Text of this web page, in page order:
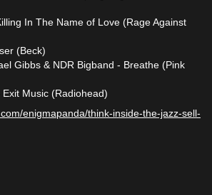
In The Name of Love (Rage Against
(Beck)
Gibbs & NDR Bigband - Breathe (Pink
Music (Radiohead)
enigmapanda/think-inside-the-jazz-sell-